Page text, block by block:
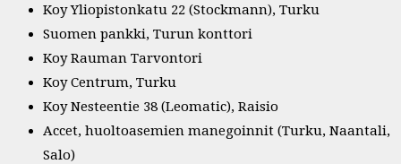
Koy Yliopistonkatu 22 (Stockmann), Turku
Suomen pankki, Turun konttori
Koy Rauman Tarvontori
Koy Centrum, Turku
Koy Nesteentie 38 (Leomatic), Raisio
Accet, huoltoasemien manegoinnit (Turku, Naantali,
Salo)